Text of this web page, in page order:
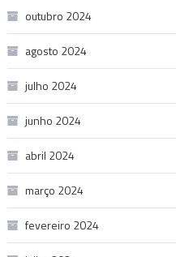
outubro 2024
agosto 2024
julho 2024
junho 2024
abril 2024
março 2024
fevereiro 2024